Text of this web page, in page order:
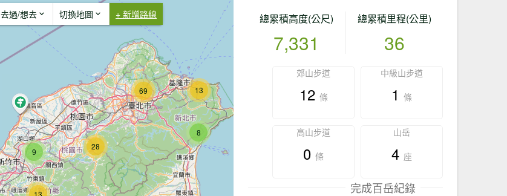
去過/想去 切換地圖 + 新增路線
9
13
13
8
28
69
總累積高度(公尺)
7,331
總累積里程(公里)
36
郊山步道
12 條
中級山步道
1 條
高山步道
0 條
山岳
4 座
完成百岳紀錄